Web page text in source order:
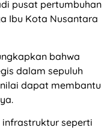
pusat pertumbuhan
Ibu Kota Nusantara
bahwa
dalam sepuluh
dapat membantu
seperti